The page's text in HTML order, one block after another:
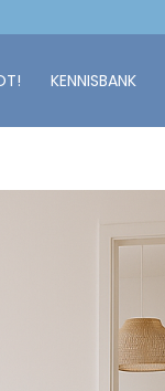
KENNISBANK